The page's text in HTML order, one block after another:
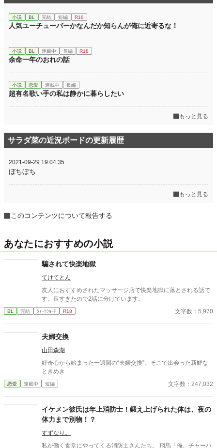
小説 BL 完結 短編 R18
人気ユーチューバーかなんだか知らんが俺に近寄るな！
小説 BL 連載中 長編 R18
余命一年のおれの話
小説 恋愛 連載中 長編
超有名歌い手の私は静かに暮らしたい
もっと見る
サラダ菜の近況ボードの更新履歴
2021-09-29 19:04:35
ぼちぼち
もっと見る
このコンテンツについて報告する
あなたにおすすめの小説
騙されて快楽地獄
てけてとん
友人におすすめされたマッサージ店で快楽地獄に落とされる話で
す。長すぎたので2話に分けています。
BL 完結 ｼｮｰﾄｼｮｰﾄ R18 文字数：5,970
夫婦交換
山田森湖
好奇心から始まった一週間の“夫婦交換”。そこで出会った新鮮な
ときめき
恋愛 連載中 短編 文字数：247,032
イケメン彼氏は年上消防士！鍛え上げられた体は、夜の
体力まで別物！？
すずなり。
私が働く食堂にやってくる消防士さんたち。 翔馬「俺、チャーハ